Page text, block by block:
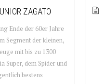
ZAGATO
Ende der 60er Jahre
Segment der kleinen,
mit bis zu 1300
Super, dem Spider und
bestens